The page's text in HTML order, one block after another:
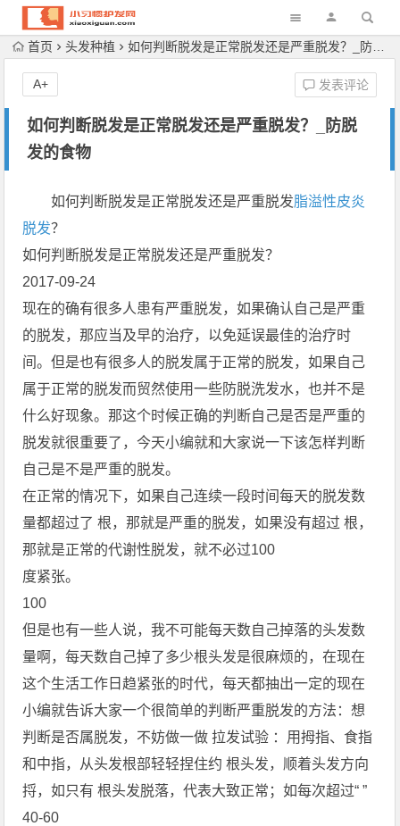
首页 头发种植 如何判断脱发是正常脱发还是严重脱发？_防脱发的食物
如何判断脱发是正常脱发还是严重脱发？_防脱
发的食物
发表评论
A+
如何判断脱发是正常脱发还是严重脱发脂溢性皮炎
脱发？
如何判断脱发是正常脱发还是严重脱发？
2017-09-24
现在的确有很多人患有严重脱发，如果确认自己是严重
的脱发，那应当及早的治疗，以免延误最佳的治疗时
间。但是也有很多人的脱发属于正常的脱发，如果自己
属于正常的脱发而贸然使用一些防脱洗发水，也并不是
什么好现象。那这个时候正确的判断自己是否是严重的
脱发就很重要了，今天小编就和大家说一下该怎样判断
自己是不是严重的脱发。
在正常的情况下，如果自己连续一段时间每天的脱发数
量都超过了 根，那就是严重的脱发，如果没有超过 根，
那就是正常的代谢性脱发，就不必过100
度紧张。
100
但是也有一些人说，我不可能每天数自己掉落的头发数
量啊，每天数自己掉了多少根头发是很麻烦的，在现在
这个生活工作日趋紧张的时代，每天都抽出一定的现在
小编就告诉大家一个很简单的判断严重脱发的方法：想
判断是否属脱发，不妨做一做 拉发试验 ：用拇指、食指
和中指，从头发根部轻轻捏住约 根头发，顺着头发方向
捋，如只有 根头发脱落，代表大致正常；如每次超过“ ”
40-60